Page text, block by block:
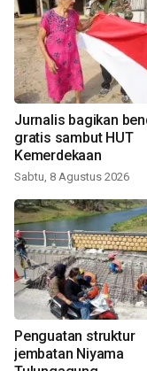
Jurnalis bagikan
gratis sambut HUT
Kemerdekaan
Sabtu, 8 Agustus 2026
Penguatan struktur
jembatan Niyama